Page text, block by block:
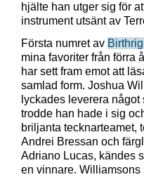
hjälte han utger sig för
instrument utsänt av
Första numret av
mina favoriter från förra
har sett fram emot att
samlad form. Joshua
lyckades leverera något
trodde han hade i sig
briljanta tecknarteamet,
Andrei Bressan och
Adriano Lucas, kändes
en vinnare. Williamsons